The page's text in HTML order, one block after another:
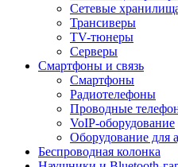
Сетевые
Трансиверы
TV-тюнеры
Серверы
Смартфоны и связь
Смартфоны
Радиотелефоны
Проводные
VoIP-оборудование
Оборудование для
Беспроводная колонка